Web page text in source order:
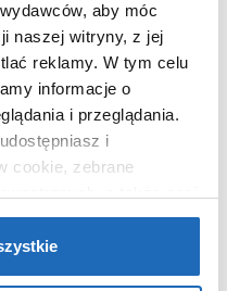
aby móc
naszej witryny, z jej
reklamy. W tym celu
informacje o
i przeglądania.
i
cookie, zebrane
włącz „Tylko
jednak, że
mogą mieć wpływ na